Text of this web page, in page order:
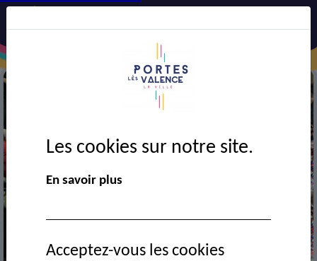
Les cookies sur notre site.
En savoir plus
Acceptez-vous les cookies